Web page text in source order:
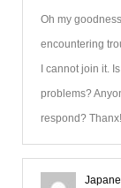
Oh my
encountering
I cannot join it.
problems?
respond? Thanx!